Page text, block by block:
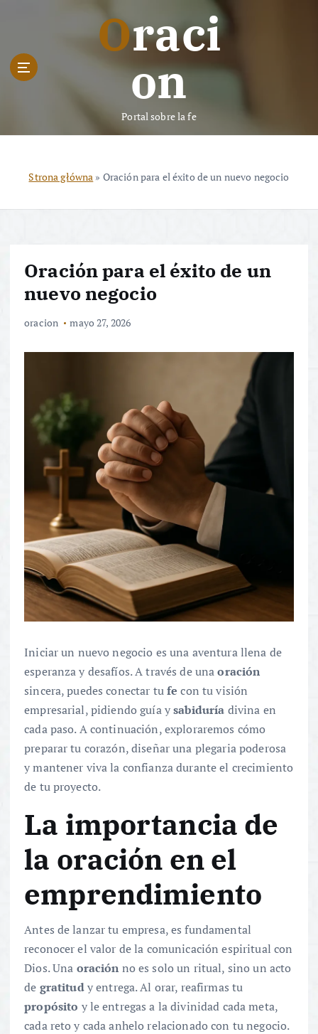
n
Oraci
on
Portal sobre la fe
Strona główna » Oración para el éxito de un nuevo negocio
Oración para el éxito de un
nuevo negocio
oracion mayo 27, 2026
Iniciar un nuevo negocio es una aventura llena de
esperanza y desafíos. A través de unaoración
sincera, puedes conectar tufe con tu visión
empresarial, pidiendo guía ysabiduría divina en
cada paso. A continuación, exploraremos cómo
preparar tu corazón, diseñar una plegaria poderosa
y mantener viva la confianza durante el crecimiento
de tu proyecto.
La importancia de
la oración en el
emprendimiento
Antes de lanzar tu empresa, es fundamental
reconocer el valor de la comunicación espiritual con
Dios. Una oración no es solo un ritual, sino un acto
de gratitudy entrega. Al orar, reafirmas tu
propósito y le entregas a la divinidad cada meta,
cada reto y cada anhelo relacionado con tu negocio.